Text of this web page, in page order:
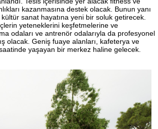
kazanmasına destek olacak. Bunun yanı
sanat hayatına yeni bir soluk getirecek.
yeteneklerini keşfetmelerine ve
odaları ve antrenör odalarıyla da profesyonel
olacak. Geniş fuaye alanları, kafeterya ve
yaşayan bir merkez haline gelecek.